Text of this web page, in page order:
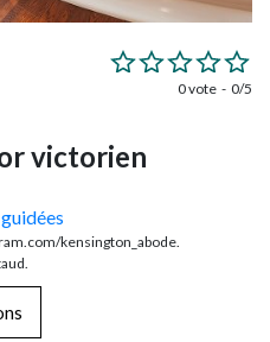
0 vote 0/5
victorien
kensington_abode.